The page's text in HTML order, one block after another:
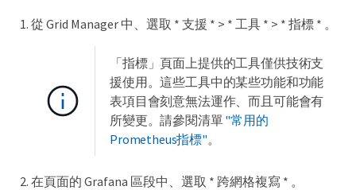
從 Grid Manager 中、選取 * 支援 * > * 工具 * > * 指標 * 。
「指標」頁面上提供的工具僅供技術支
援使用。這些工具中的某些功能和功能
表項目會刻意無法運作、而且可能會有
所變更。請參閱清單"常用的
Prometheus指標"。
在頁面的 Grafana 區段中、選取 * 跨網格複寫 * 。